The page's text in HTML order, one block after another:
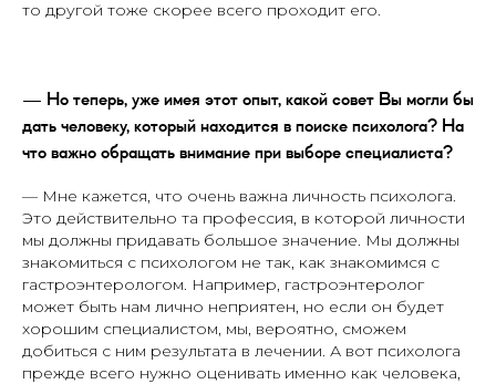
то другой тоже скорее всего проходит его.
— Но теперь, уже имея этот опыт, какой совет Вы могли бы
дать человеку, который находится в поиске психолога? На
что важно обращать внимание при выборе специалиста?
— Мне кажется, что очень важна личность психолога.
Это действительно та профессия, в которой личности
мы должны придавать большое значение. Мы должны
знакомиться с психологом не так, как знакомимся с
гастроэнтерологом. Например, гастроэнтеролог
может быть нам лично неприятен, но если он будет
хорошим специалистом, мы, вероятно, сможем
добиться с ним результата в лечении. А вот психолога
прежде всего нужно оценивать именно как человека,